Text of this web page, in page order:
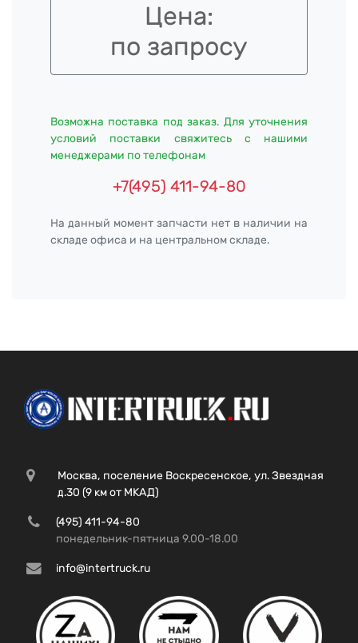
Цена:
по запросу
Возможна поставка под заказ. Для уточнения
условий поставки свяжитесь с нашими
менеджерами по телефонам
+7(495) 411-94-80
На данный момент запчасти нет в наличии на
складе офиса и на центральном складе.
Москва, поселение Воскресенское, ул. Звездная
д.30 (9 км от МКАД)
(495) 411-94-80
понедельник-пятница 9.00-18.00
info@intertruck.ru